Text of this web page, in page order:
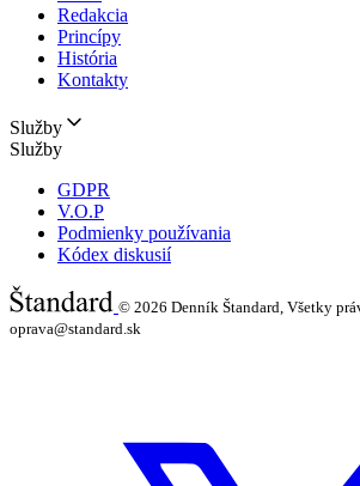
Redakcia
Princípy
História
Kontakty
Služby
Služby
GDPR
V.O.P
Podmienky používania
Kódex diskusií
© 2026 Denník Štandard, Všetky
oprava@standard.sk